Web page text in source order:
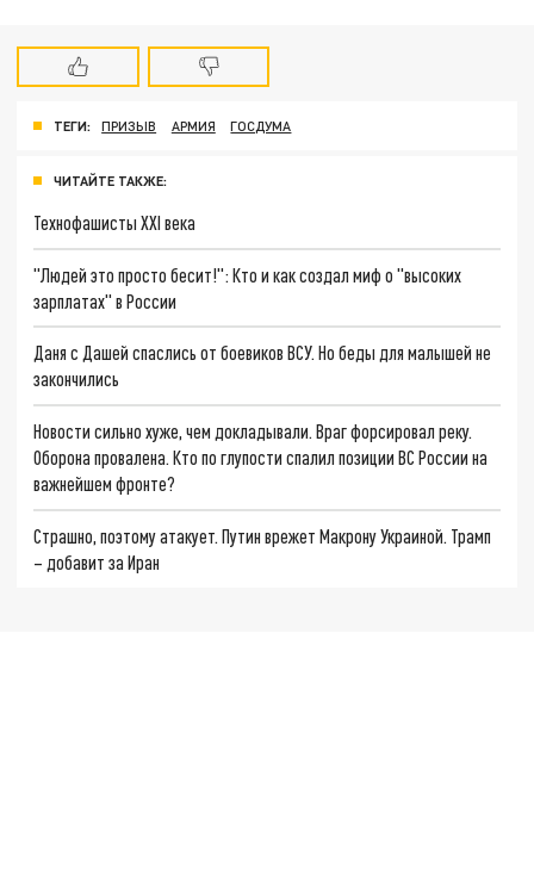
ТЕГИ: ПРИЗЫВ АРМИЯ ГОСДУМА
ЧИТАЙТЕ ТАКЖЕ:
Технофашисты XXI века
"Людей это просто бесит!": Кто и как создал миф о "высоких
зарплатах" в России
Даня с Дашей спаслись от боевиков ВСУ. Но беды для малышей не
закончились
Новости сильно хуже, чем докладывали. Враг форсировал реку.
Оборона провалена. Кто по глупости спалил позиции ВС России на
важнейшем фронте?
Страшно, поэтому атакует. Путин врежет Макрону Украиной. Трамп
– добавит за Иран